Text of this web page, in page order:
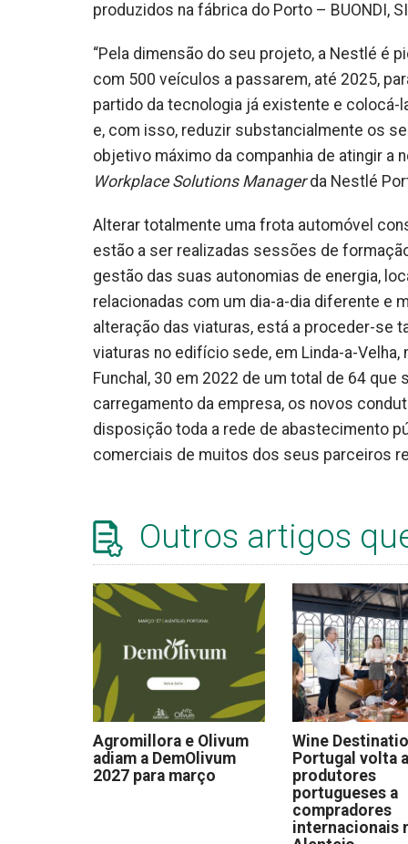
produzidos na fábrica do Porto – BUONDI,
“Pela dimensão do seu projeto, a Nestlé é
com 500 veículos a passarem, até 2025,
partido da tecnologia já existente e
e, com isso, reduzir substancialmente os
objetivo máximo da companhia de atingir a
Workplace Solutions Managerda Nestlé
Alterar totalmente uma frota automóvel
estão a ser realizadas sessões de
gestão das suas autonomias de energia,
relacionadas com um dia-a-dia diferente e
alteração das viaturas, está a proceder-se
viaturas no edifício sede, em Linda-a-
Funchal, 30 em 2022 de um total de 64
carregamento da empresa, os novos
disposição toda a rede de abastecimento
comerciais de muitos dos seus parceiros
Outros artigos
Agromillora e Olivum
adiam a DemOlivum
2027 para março
Wine
Portugal volta
produtores
portugueses a
compradores
internacionais